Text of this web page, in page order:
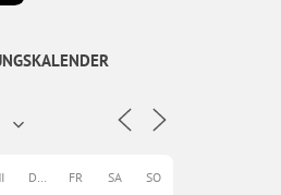
DO FR SA SO